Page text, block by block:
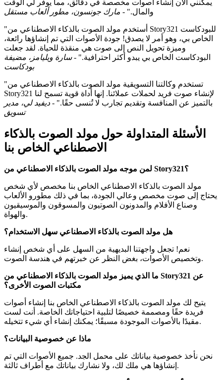
يمكنني الآن إنشاء أصوات مخصصة في دقائق، مما يوفر لي الوقت
والمال." - مارك جونسون، مطور ألعاب مستقل
"أستخدم مولد الصوت بالذكاء الاصطناعي من Story321 للبودكاست
الخاص بي، وهو أمر لا يصدق! جودة الأصوات التي تم إنشاؤها رائعة،
وميزة تحويل النص إلى صوت هي منقذة للحياة. لقد جعلت
البودكاست الخاص بي يبدو أكثر احترافية." -سارة ويليامز، مضيفة
بودكاست
"تستخدم وكالتنا التسويقية مولد الصوت بالذكاء الاصطناعي من
Story321 لإنشاء صوت فريد لحملات عملائنا. إنها أداة قوية تسمح لنا
بالتميز عن المنافسة وتقديم تجارب لا تُنسى حقًا." - ديفيد لي، مدير
تسويق
الأسئلة المتداولة حول مولد الصوت بالذكاء
الاصطناعي الخاص بنا
لمن موجه مولد الصوت بالذكاء الاصطناعي من Story321؟
مولد الصوت بالذكاء الاصطناعي الخاص بنا مخصص لأي شخص
يحتاج إلى صوت مخصص وعالي الجودة، بما في ذلك مطورو الألعاب
وصناع الأفلام والمدونون الصوتيون والمسوقون والموسيقيون
والهواة.
هل مولد الصوت بالذكاء الاصطناعي سهل الاستخدام؟
نعم! تجعل واجهتنا البديهية من السهل على أي شخص إنشاء
وتخصيص الأصوات، بغض النظر عن خبرتهم في هندسة الصوت.
ما الذي يميز مولد الصوت بالذكاء الاصطناعي من Story321 عن
مكتبات الصوت الأخرى؟
يتيح لك مولد الصوت بالذكاء الاصطناعي الخاص بنا إنشاء أصوات
فريدة حقًا ومصممة خصيصًا لتلبية احتياجاتك الخاصة. أنت لست
مقيدًا بالأصوات الموجودة مسبقًا؛ يمكنك إنشاء أي شيء تتخيله.
ماذا عن خصوصية البيانات؟
نحن نأخذ خصوصية بياناتك على محمل الجد. جميع الأصوات التي تم
إنشاؤها هي ملك لك، ولا نشارك بياناتك مع أطراف ثالثة.